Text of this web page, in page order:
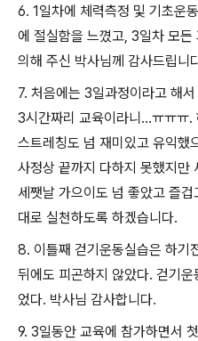
6. 1일차에 체력측정 및 기초운
에 절실함을 느꼈고, 3일차 모
의해 주신 박사님께 감사드립니
7. 처음에는 3일과정이라고 해
3시간짜리 교육이라니...ㅠㅠㅠ
스트레칭도 넘 재미있고 유익했
사정상 끝까지 다하지 못했지만
세쨋날 가으이도 넘 좋았고 즐
대로 실천하도록 하겠습니다.
8. 이틀째 걷기운동실습은 하기
뒤에도 피곤하지 않았다. 걷기
었다. 박사님 감사합니다.
9. 3일동안 교육에 참가하면서